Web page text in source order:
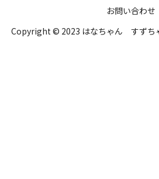
お問い合わせ
Copyright © 2023 はなちゃん すずち